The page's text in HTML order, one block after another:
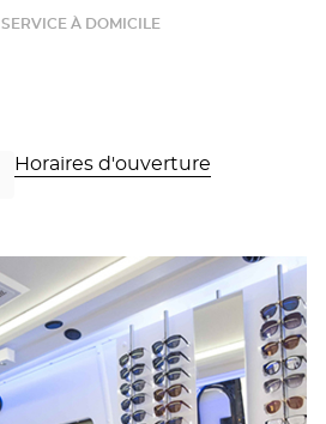
SERVICE À DOMICILE
Horaires d'ouverture